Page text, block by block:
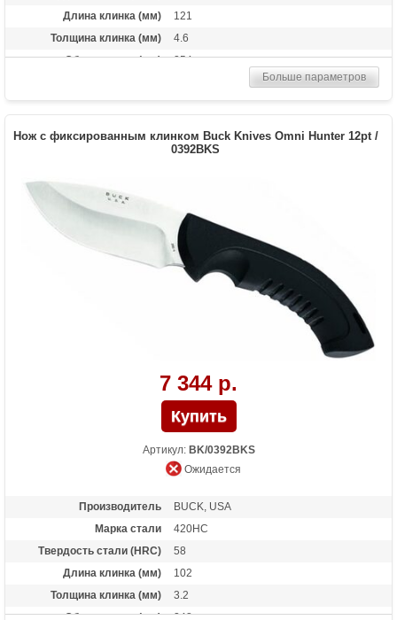
Длина клинка (мм)
121
Толщина клинка (мм)
4.6
Общая длина (мм)
254
Комплект
кожаные ножны и крюк для ошкуривания
(сталь 420HC)
Вес (гр)
319
Больше параметров
Нож с фиксированным клинком Buck Knives Omni Hunter 12pt /
0392BKS
7 344 р.
Артикул: BK/0392BKS
Ожидается
Производитель
BUCK, USA
Марка стали
420HC
Твердость стали (HRC)
58
Длина клинка (мм)
102
Толщина клинка (мм)
3.2
Общая длина (мм)
248